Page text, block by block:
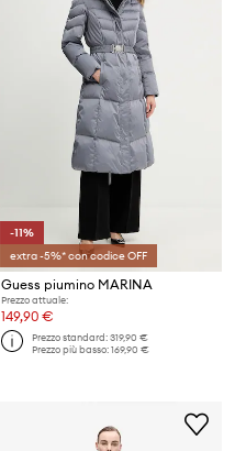
-11%
extra -5%* con codice OFF
Guess piumino MARINA
Prezzo attuale:
149,90 €
Prezzo standard:319,90 €
Prezzo più basso:169,90 €